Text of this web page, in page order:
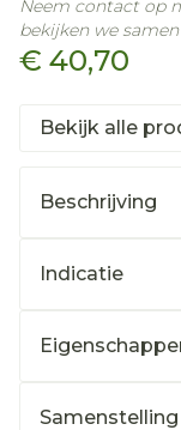
€ 40,70
Neem contact op
bekijken we
Bekijk alle
Beschrijving
Indicatie
Samenstelling